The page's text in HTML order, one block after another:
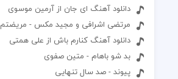
دانلود آهنگ ای جان از آرمین موسوی
مرتضی اشرافی و مجید مکس - مریضتم
دانلود آهنگ کنارم باش از علی همتی
بد شو باهام - متین صفوی
پیوند - صد سال تنهایی